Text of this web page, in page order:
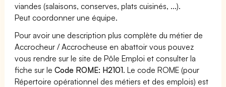
viandes (salaisons, conserves, plats cuisinés, ...).
Peut coordonner une équipe.
Pour avoir une description plus complète du métier de
Accrocheur / Accrocheuse en abattoir vous pouvez
vous rendre sur le site de Pôle Emploi et consulter la
fiche sur leCode ROME: H2101. Le code ROME (pour
Répertoire opérationnel des métiers et des emplois) est